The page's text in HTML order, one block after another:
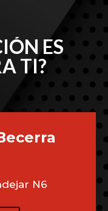
ES
TI?
N6